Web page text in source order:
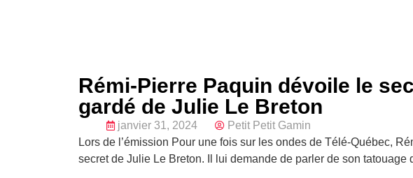
Rémi-Pierre Paquin dévoile le
gardé de Julie Le Breton
janvier 31, 2024
Petit Petit Gamin
Lors de l’émission Pour une fois sur les ondes de Télé-Québec,
secret de Julie Le Breton. Il lui demande de parler de son tatouage